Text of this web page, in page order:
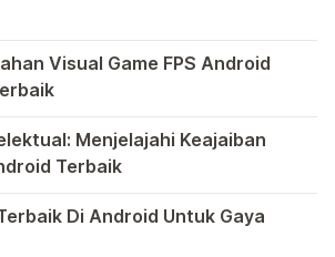
mengubah cara kita bermain game,
Visual Game FPS Android
teknologi di era digital saat ini,
Menjelajahi Keajaiban
Terbaik
Android, genre escape telah mencuri
Di Android Untuk Gaya